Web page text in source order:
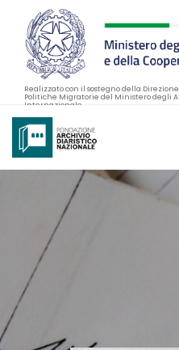
Realizzato con il sostegno della
Politiche Migratorie del Ministero degli
Internazionale